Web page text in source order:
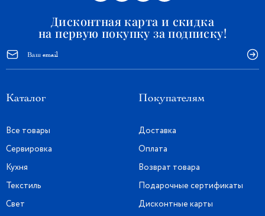
Дисконтная карта и скидка
на первую покупку за подписку!
Каталог
Все товары
Сервировка
Кухня
Текстиль
Свет
Покупателям
Доставка
Оплата
Возврат товара
Подарочные сертификаты
Дисконтные карты